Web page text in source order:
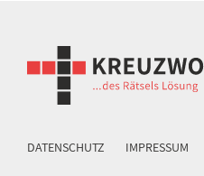
DATENSCHUTZ IMPRESSUM